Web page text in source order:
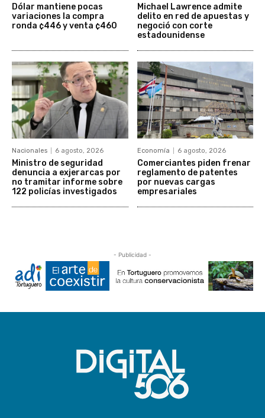
Dólar mantiene pocas
variaciones la compra
ronda ¢446 y venta ¢460
Michael Lawrence admite
delito en red de apuestas y
negoció con corte
estadounidense
Nacionales 6 agosto, 2026
Ministro de seguridad
denuncia a exjerarcas por
no tramitar informe sobre
122 policías investigados
Economía 6 agosto, 2026
Comerciantes piden frenar
reglamento de patentes
por nuevas cargas
empresariales
- Publicidad -